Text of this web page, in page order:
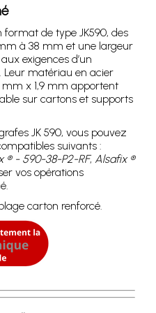
format de type JK590, des
à 38 mm et une largeur
exigences d’un
Leur matériau en acier
mm x 1,9 mm apportent
sur cartons et supports
JK 590, vous pouvez
suivants :
® - 590-38-P2-RF, Alsafix ®
vos opérations
carton renforcé.